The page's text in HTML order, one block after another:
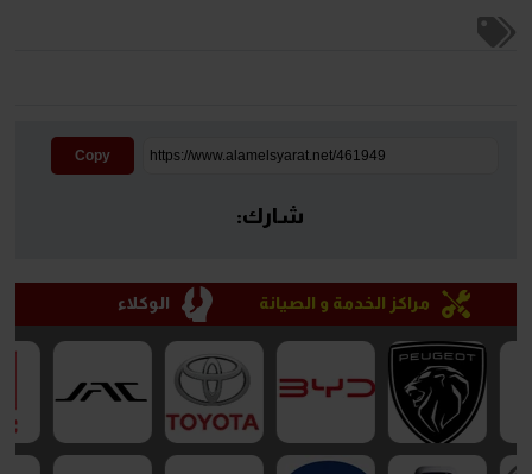
Copy
شارك:
مراكز الخدمة و الصيانة الوكلاء